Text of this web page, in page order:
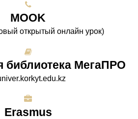
МООK
открытый онлайн урок)
библиотека МегаПРО
Erasmus